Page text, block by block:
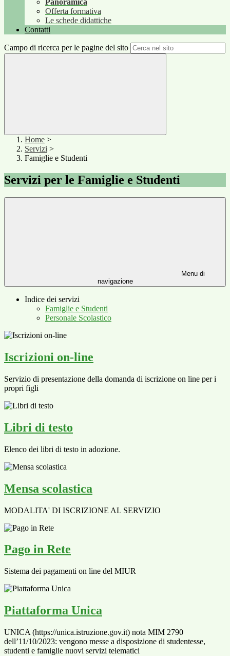
Panoramica
Offerta formativa
Le schede didattiche
Contatti
Campo di ricerca per le pagine del sito
Home >
Servizi >
Famiglie e Studenti
Servizi per le Famiglie e Studenti
Menu di
navigazione
Indice dei servizi
Famiglie e Studenti
Personale Scolastico
Iscrizioni on-line
Servizio di presentazione della domanda di iscrizione on line per i
propri figli
Libri di testo
Elenco dei libri di testo in adozione.
Mensa scolastica
MODALITA' DI ISCRIZIONE AL SERVIZIO
Pago in Rete
Sistema dei pagamenti on line del MIUR
Piattaforma Unica
UNICA (https://unica.istruzione.gov.it) nota MIM 2790
dell’11/10/2023: vengono messe a disposizione di studentesse,
studenti e famiglie nuovi servizi telematici